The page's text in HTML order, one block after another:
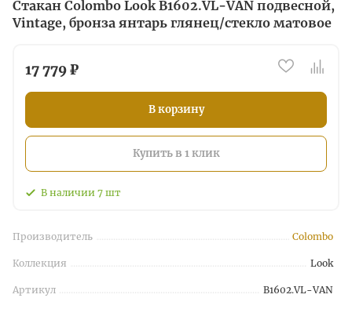
Стакан Colombo Look B1602.VL-VAN подвесной,
Vintage, бронза янтарь глянец/стекло матовое
17 779 ₽
В корзину
Купить в 1 клик
В наличии 7 шт
Производитель Colombo
Коллекция Look
Артикул B1602.VL-VAN